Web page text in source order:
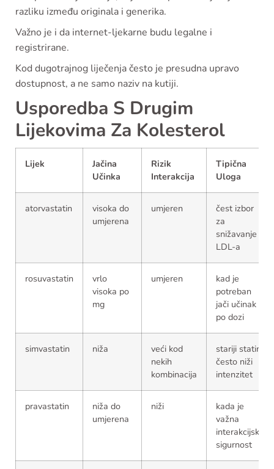
razliku između originala i generika.
Važno je i da internet-ljekarne budu legalne i
registrirane.
Kod dugotrajnog liječenja često je presudna upravo
dostupnost, a ne samo naziv na kutiji.
Usporedba S Drugim
Lijekovima Za Kolesterol
Lijek
Jačina
Učinka
Rizik
Interakcija
Tipična
Uloga
atorvastatin
visoka do
umjerena
umjeren
čest izbor
za
snižavanje
LDL-a
rosuvastatin
vrlo
visoka po
mg
umjeren
kad je
potreban
jači učinak
po dozi
simvastatin niža
veći kod
nekih
kombinacija
stariji statin,
često niži
intenzitet
pravastatin
niža do
umjerena
niži
kada je
važna
interakcijska
sigurnost